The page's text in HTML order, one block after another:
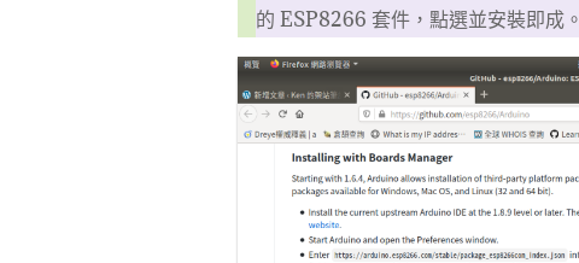
的 ESP8266 套件，點選並安裝即成。